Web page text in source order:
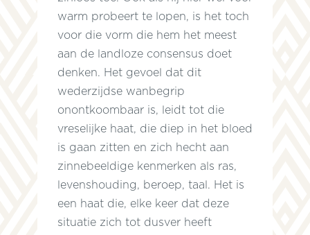
warm probeert te lopen, is het toch
voor die vorm die hem het meest
aan de landloze consensus doet
denken. Het gevoel dat dit
wederzijdse wanbegrip
onontkoombaar is, leidt tot die
vreselijke haat, die diep in het bloed
is gaan zitten en zich hecht aan
zinnebeeldige kenmerken als ras,
levenshouding, beroep, taal. Het is
een haat die, elke keer dat deze
situatie zich tot dusver heeft